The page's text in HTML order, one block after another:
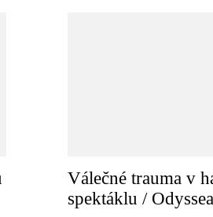
Válečné trauma v
spektáklu / Odyssea